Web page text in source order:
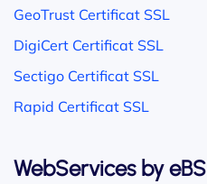
GeoTrust Certificat SSL
DigiCert Certificat SSL
Sectigo Certificat SSL
Rapid Certificat SSL
WebServices by eBS